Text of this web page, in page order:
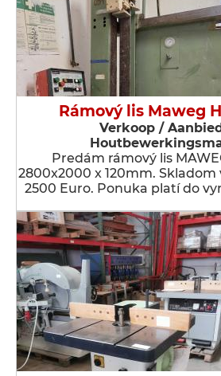
Rámový lis Maweg
Verkoop /
Predám rámový lis
2800x2000 x 120mm. Skladom
2500 Euro. Ponuka platí do